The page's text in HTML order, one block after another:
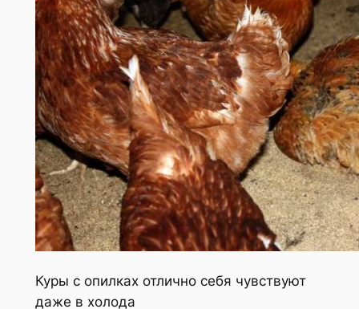
Куры с опилках отлично себя чувствуют
даже в холода